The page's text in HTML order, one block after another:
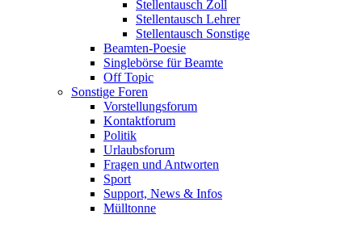
Stellentausch Zoll
Stellentausch Lehrer
Stellentausch Sonstige
Beamten-Poesie
Singlebörse für Beamte
Off Topic
Sonstige Foren
Vorstellungsforum
Kontaktforum
Politik
Urlaubsforum
Fragen und Antworten
Sport
Support, News & Infos
Mülltonne